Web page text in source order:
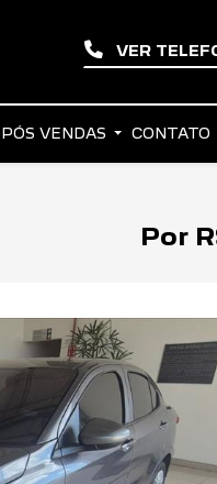
VER
PÓS VENDAS CONTATO
Por